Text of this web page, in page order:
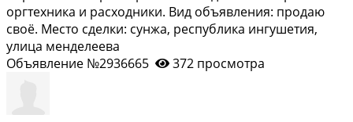
оргтехника и расходники. Вид объявления: продаю
своё. Место сделки: сунжа, республика ингушетия,
улица менделеева
Объявление №2936665
372 просмотра